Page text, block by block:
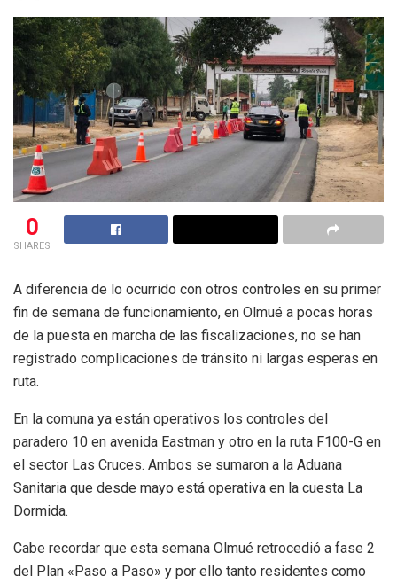
0
SHARES
A diferencia de lo ocurrido con otros controles en su primer
fin de semana de funcionamiento, en Olmué a pocas horas
de la puesta en marcha de las fiscalizaciones, no se han
registrado complicaciones de tránsito ni largas esperas en
ruta.
En la comuna ya están operativos los controles del
paradero 10 en avenida Eastman y otro en la ruta F100-G en
el sector Las Cruces. Ambos se sumaron a la Aduana
Sanitaria que desde mayo está operativa en la cuesta La
Dormida.
Cabe recordar que esta semana Olmué retrocedió a fase 2
del Plan «Paso a Paso» y por ello tanto residentes como